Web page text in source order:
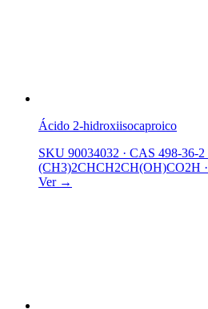
Ácido 2-hidroxiisocaproico
SKU 90034032 · CAS 498-36-2
(CH3)2CHCH2CH(OH)CO2H ·
Ver →